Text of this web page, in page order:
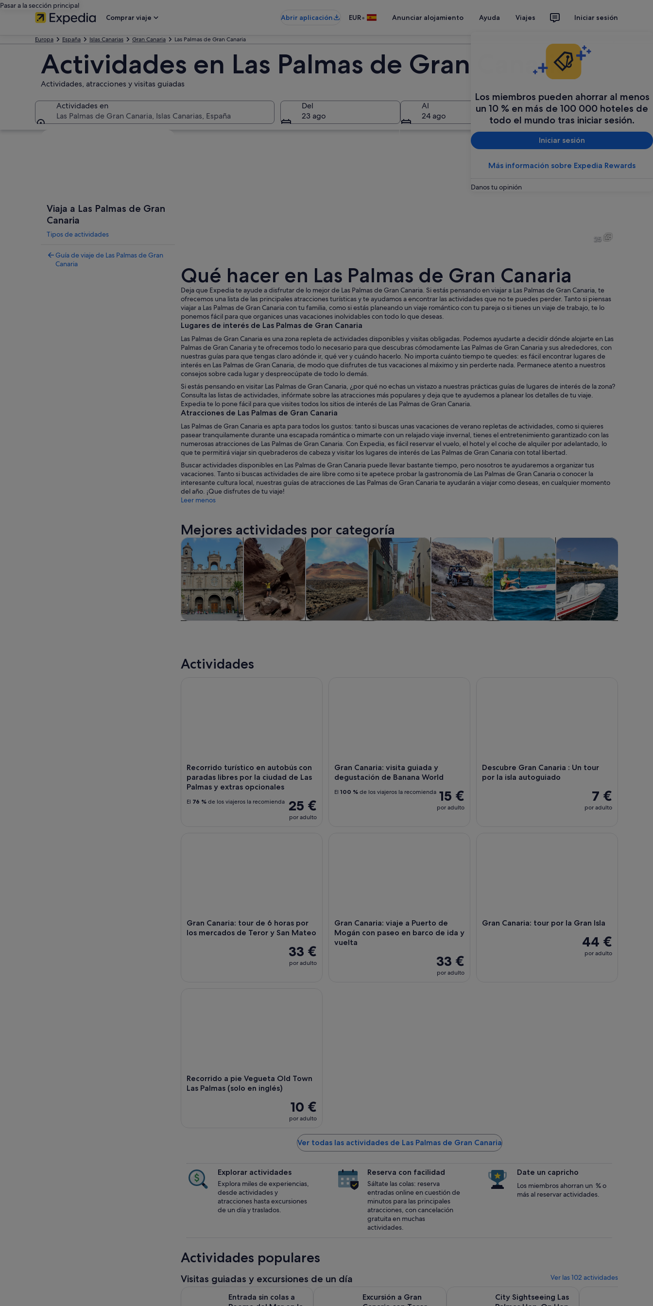
Pasar a la sección principal
Comprar viaje
Abrir aplicación EUR• Anunciar alojamiento Ayuda Viajes Iniciar sesión
Los miembros pueden ahorrar al menos
un 10 % en más de 100 000 hoteles de
todo el mundo tras iniciar sesión.
Iniciar sesión
Más información sobre Expedia Rewards
Danos tu opinión
Europa España Islas Canarias Gran Canaria Las Palmas de Gran Canaria
Actividades en Las Palmas de Gran Canaria
Actividades, atracciones y visitas guiadas
Actividades en
Las Palmas de Gran Canaria, Islas Canarias, España
Del
23 ago
Al
24 ago
Buscar
Viaja a Las Palmas de Gran
Canaria
Tipos de actividades
Guía de viaje de Las Palmas de Gran
Canaria
Un patio con balcón de madera, columnas y macetas.
Una estatua de un hombre con traje, de pie junto a un banco frente
Un edificio histórico con
25
Qué hacer en Las Palmas de Gran Canaria
Deja que Expedia te ayude a disfrutar de lo mejor de Las Palmas de Gran Canaria. Si estás pensando en viajar a Las Palmas de Gran Canaria, te
ofrecemos una lista de las principales atracciones turísticas y te ayudamos a encontrar las actividades que no te puedes perder. Tanto si piensas
viajar a Las Palmas de Gran Canaria con tu familia, como si estás planeando un viaje romántico con tu pareja o si tienes un viaje de trabajo, te lo
ponemos fácil para que organices unas vacaciones inolvidables con todo lo que deseas.
Lugares de interés de Las Palmas de Gran Canaria
Las Palmas de Gran Canaria es una zona repleta de actividades disponibles y visitas obligadas. Podemos ayudarte a decidir dónde alojarte en Las
Palmas de Gran Canaria y te ofrecemos todo lo necesario para que descubras cómodamente Las Palmas de Gran Canaria y sus alrededores, con
nuestras guías para que tengas claro adónde ir, qué ver y cuándo hacerlo. No importa cuánto tiempo te quedes: es fácil encontrar lugares de
interés en Las Palmas de Gran Canaria, de modo que disfrutes de tus vacaciones al máximo y sin perderte nada. Permanece atento a nuestros
consejos sobre cada lugar y despreocúpate de todo lo demás.
Si estás pensando en visitar Las Palmas de Gran Canaria, ¿por qué no echas un vistazo a nuestras prácticas guías de lugares de interés de la zona?
Consulta las listas de actividades, infórmate sobre las atracciones más populares y deja que te ayudemos a planear los detalles de tu viaje.
Expedia te lo pone fácil para que visites todos los sitios de interés de Las Palmas de Gran Canaria.
Atracciones de Las Palmas de Gran Canaria
Las Palmas de Gran Canaria es apta para todos los gustos: tanto si buscas unas vacaciones de verano repletas de actividades, como si quieres
pasear tranquilamente durante una escapada romántica o mimarte con un relajado viaje invernal, tienes el entretenimiento garantizado con las
numerosas atracciones de Las Palmas de Gran Canaria. Con Expedia, es fácil reservar el vuelo, el hotel y el coche de alquiler por adelantado, lo
que te permitirá viajar sin quebraderos de cabeza y visitar los lugares de interés de Las Palmas de Gran Canaria con total libertad.
Buscar actividades disponibles en Las Palmas de Gran Canaria puede llevar bastante tiempo, pero nosotros te ayudaremos a organizar tus
vacaciones. Tanto si buscas actividades de aire libre como si te apetece probar la gastronomía de Las Palmas de Gran Canaria o conocer la
interesante cultura local, nuestras guías de atracciones de Las Palmas de Gran Canaria te ayudarán a viajar como deseas, en cualquier momento
del año. ¡Que disfrutes de tu viaje!
Leer menos
Mejores actividades por categoría
Visitas guiadas y excursiones de un día Se abre en una pestaña nueva
Historia y culturaSe abre en una pestaña nueva
Comidas, bebidas y vida nocturna Se abre en una pestaña nueva
Visitas privadas y personalizadas Se abre en una pestaña nueva
Aventuras y al aire libre Se abre en una pestaña nueva
Actividades acuáticas Se abre en una pestaña
Flora y fauna Se abre en
Clases y
Actividades
Recorrido turístico en autobús con
paradas libres por la ciudad de Las
Palmas y extras opcionales
25 €
por adulto
El 76 % de los viajeros la recomienda
Gran Canaria: visita guiada y
degustación de Banana World
15 €
por adulto
El 100 % de los viajeros la recomienda
Descubre Gran Canaria : Un tour
por la isla autoguiado
7 €
por adulto
Gran Canaria: tour de 6 horas por
los mercados de Teror y San Mateo
33 €
por adulto
Gran Canaria: viaje a Puerto de
Mogán con paseo en barco de ida y
vuelta
33 €
por adulto
Gran Canaria: tour por la Gran Isla
44 €
por adulto
Recorrido a pie Vegueta Old Town
Las Palmas (solo en inglés)
10 €
por adulto
Ver todas las actividades de Las Palmas de Gran Canaria
Explorar actividades
Explora miles de experiencias,
desde actividades y
atracciones hasta excursiones
de un día y traslados.
Reserva con facilidad
Sáltate las colas: reserva
entradas online en cuestión de
minutos para las principales
atracciones, con cancelación
gratuita en muchas
actividades.
Date un capricho
Los miembros ahorran un % o
más al reservar actividades.
Actividades populares
Visitas guiadas y excursiones de un día Ver las 102 actividades
Entrada sin colas a
Excursión a Gran
City Sightseeing Las